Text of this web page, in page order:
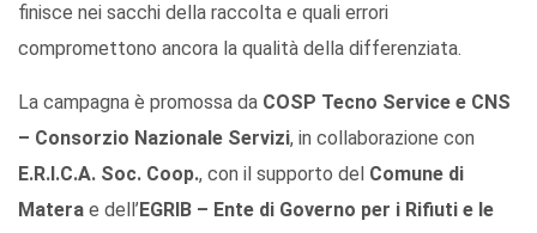
finisce nei sacchi della raccolta e quali errori
compromettono ancora la qualità della differenziata.
La campagna è promossa da COSP Tecno Service e CNS
– Consorzio Nazionale Servizi, in collaborazione con
E.R.I.C.A. Soc. Coop., con il supporto del Comune di
Matera e dell’EGRIB – Ente di Governo per i Rifiuti e le